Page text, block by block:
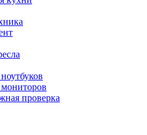
проверка